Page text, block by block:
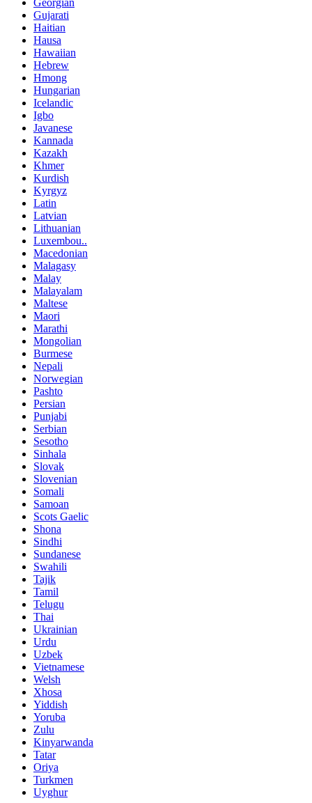
Gujarati
Haitian
Hausa
Hawaiian
Hebrew
Hmong
Hungarian
Icelandic
Igbo
Javanese
Kannada
Kazakh
Khmer
Kurdish
Kyrgyz
Latin
Latvian
Lithuanian
Luxembou..
Macedonian
Malagasy
Malay
Malayalam
Maltese
Maori
Marathi
Mongolian
Burmese
Nepali
Norwegian
Pashto
Persian
Punjabi
Serbian
Sesotho
Sinhala
Slovak
Slovenian
Somali
Samoan
Scots Gaelic
Shona
Sindhi
Sundanese
Swahili
Tajik
Tamil
Telugu
Thai
Ukrainian
Urdu
Uzbek
Vietnamese
Welsh
Xhosa
Yiddish
Yoruba
Zulu
Kinyarwanda
Tatar
Oriya
Turkmen
Uyghur